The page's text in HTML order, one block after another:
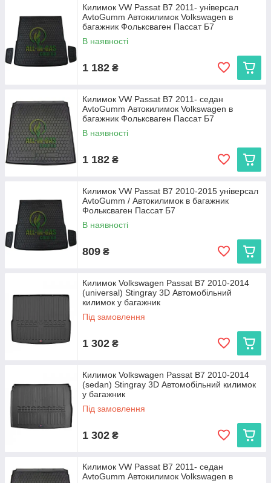
Volkswagen Passat B7, та насолоджуйтеся чистотою і
комфортом на кожному кілометрі дороги!
Килимок VW Passat B7 2011- універсал
AvtoGumm Автокилимок Volkswagen в
багажник Фольксваген Пассат Б7
В наявності
1 182 ₴
Килимок VW Passat B7 2011- седан
AvtoGumm Автокилимок Volkswagen в
багажник Фольксваген Пассат Б7
В наявності
1 182 ₴
Килимок VW Passat B7 2010-2015 універсал
AvtoGumm / Автокилимок в багажник
Фольксваген Пассат Б7
В наявності
809 ₴
Килимок Volkswagen Passat B7 2010-2014
(universal) Stingray 3D Автомобільний
килимок у багажник
Під замовлення
1 302 ₴
Килимок Volkswagen Passat B7 2010-2014
(sedan) Stingray 3D Автомобільний килимок
у багажник
Під замовлення
1 302 ₴
Килимок VW Passat B7 2011- седан
AvtoGumm Автокилимок Volkswagen в